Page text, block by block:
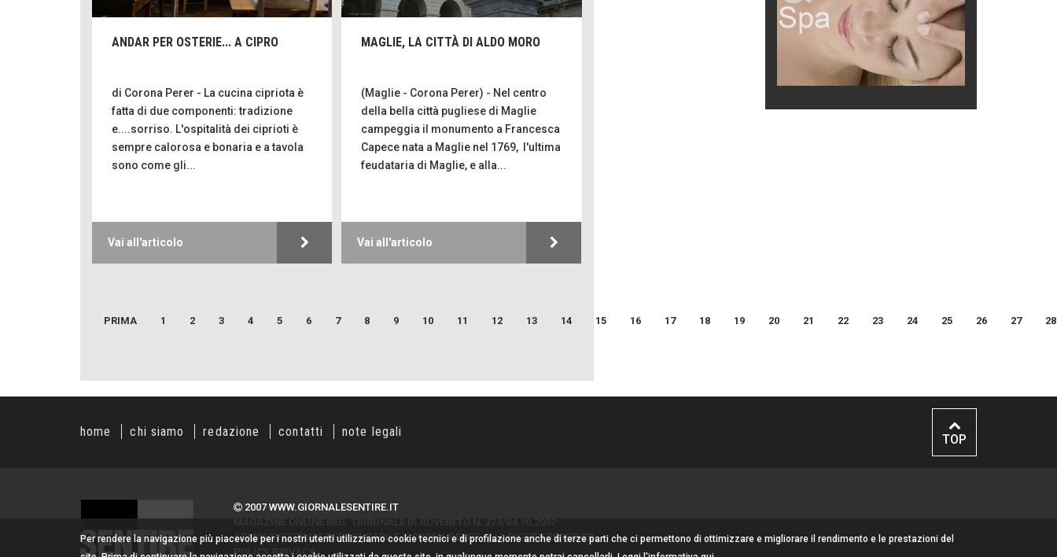
ANDAR PER OSTERIE... A CIPRO
di Corona Perer - La cucina cipriota è
fatta di due componenti: tradizione
e....sorriso. L'ospitalità dei ciprioti è
sempre calorosa e bonaria e a tavola
sono come gli...
Vai all'articolo
MAGLIE, LA CITTÀ DI ALDO MORO
(Maglie - Corona Perer) - Nel centro
della bella città pugliese di Maglie
campeggia il monumento a Francesca
Capece nata a Maglie nel 1769, l'ultima
feudataria di Maglie, e alla...
Vai all'articolo
PRIMA 1 2 3 4 5 6 7 8 9 10 11 12 13 14 15 16 17 18 19 20 21 22 23 24 25 26 27 28
home chi siamo redazione contatti note legali
TOP
2007 WWW.GIORNALESENTIRE.IT
ADMIN/DIRETTORE RESPONSABILE: CORONA PERER - ALL RIGHTS RESERVED
POLICY PRIVACY
Per rendere la navigazione più piacevole per i nostri utenti utilizziamo cookie tecnici e di profilazione anche di terze parti che ci permettono di ottimizzare e migliorare il rendimento e le prestazioni del